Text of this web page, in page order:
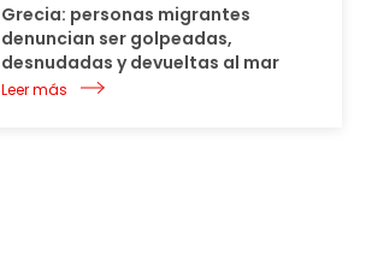
Grecia: personas migrantes
denuncian ser golpeadas,
desnudadas y devueltas al mar
Leer más